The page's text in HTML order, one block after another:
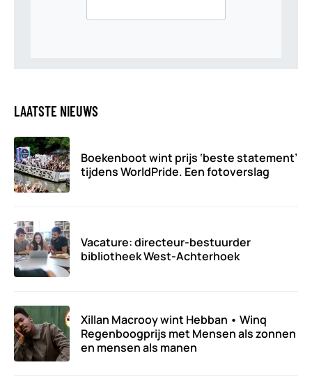
LAATSTE NIEUWS
Boekenboot wint prijs ‘beste statement’
tijdens WorldPride. Een fotoverslag
Vacature: directeur-bestuurder
bibliotheek West-Achterhoek
Xillan Macrooy wint Hebban • Winq
Regenboogprijs met Mensen als zonnen
en mensen als manen